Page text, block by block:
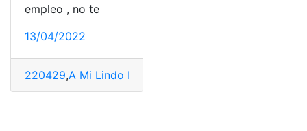
empleo , no te
13/04/2022
220429,A Mi Lindo Ecuador